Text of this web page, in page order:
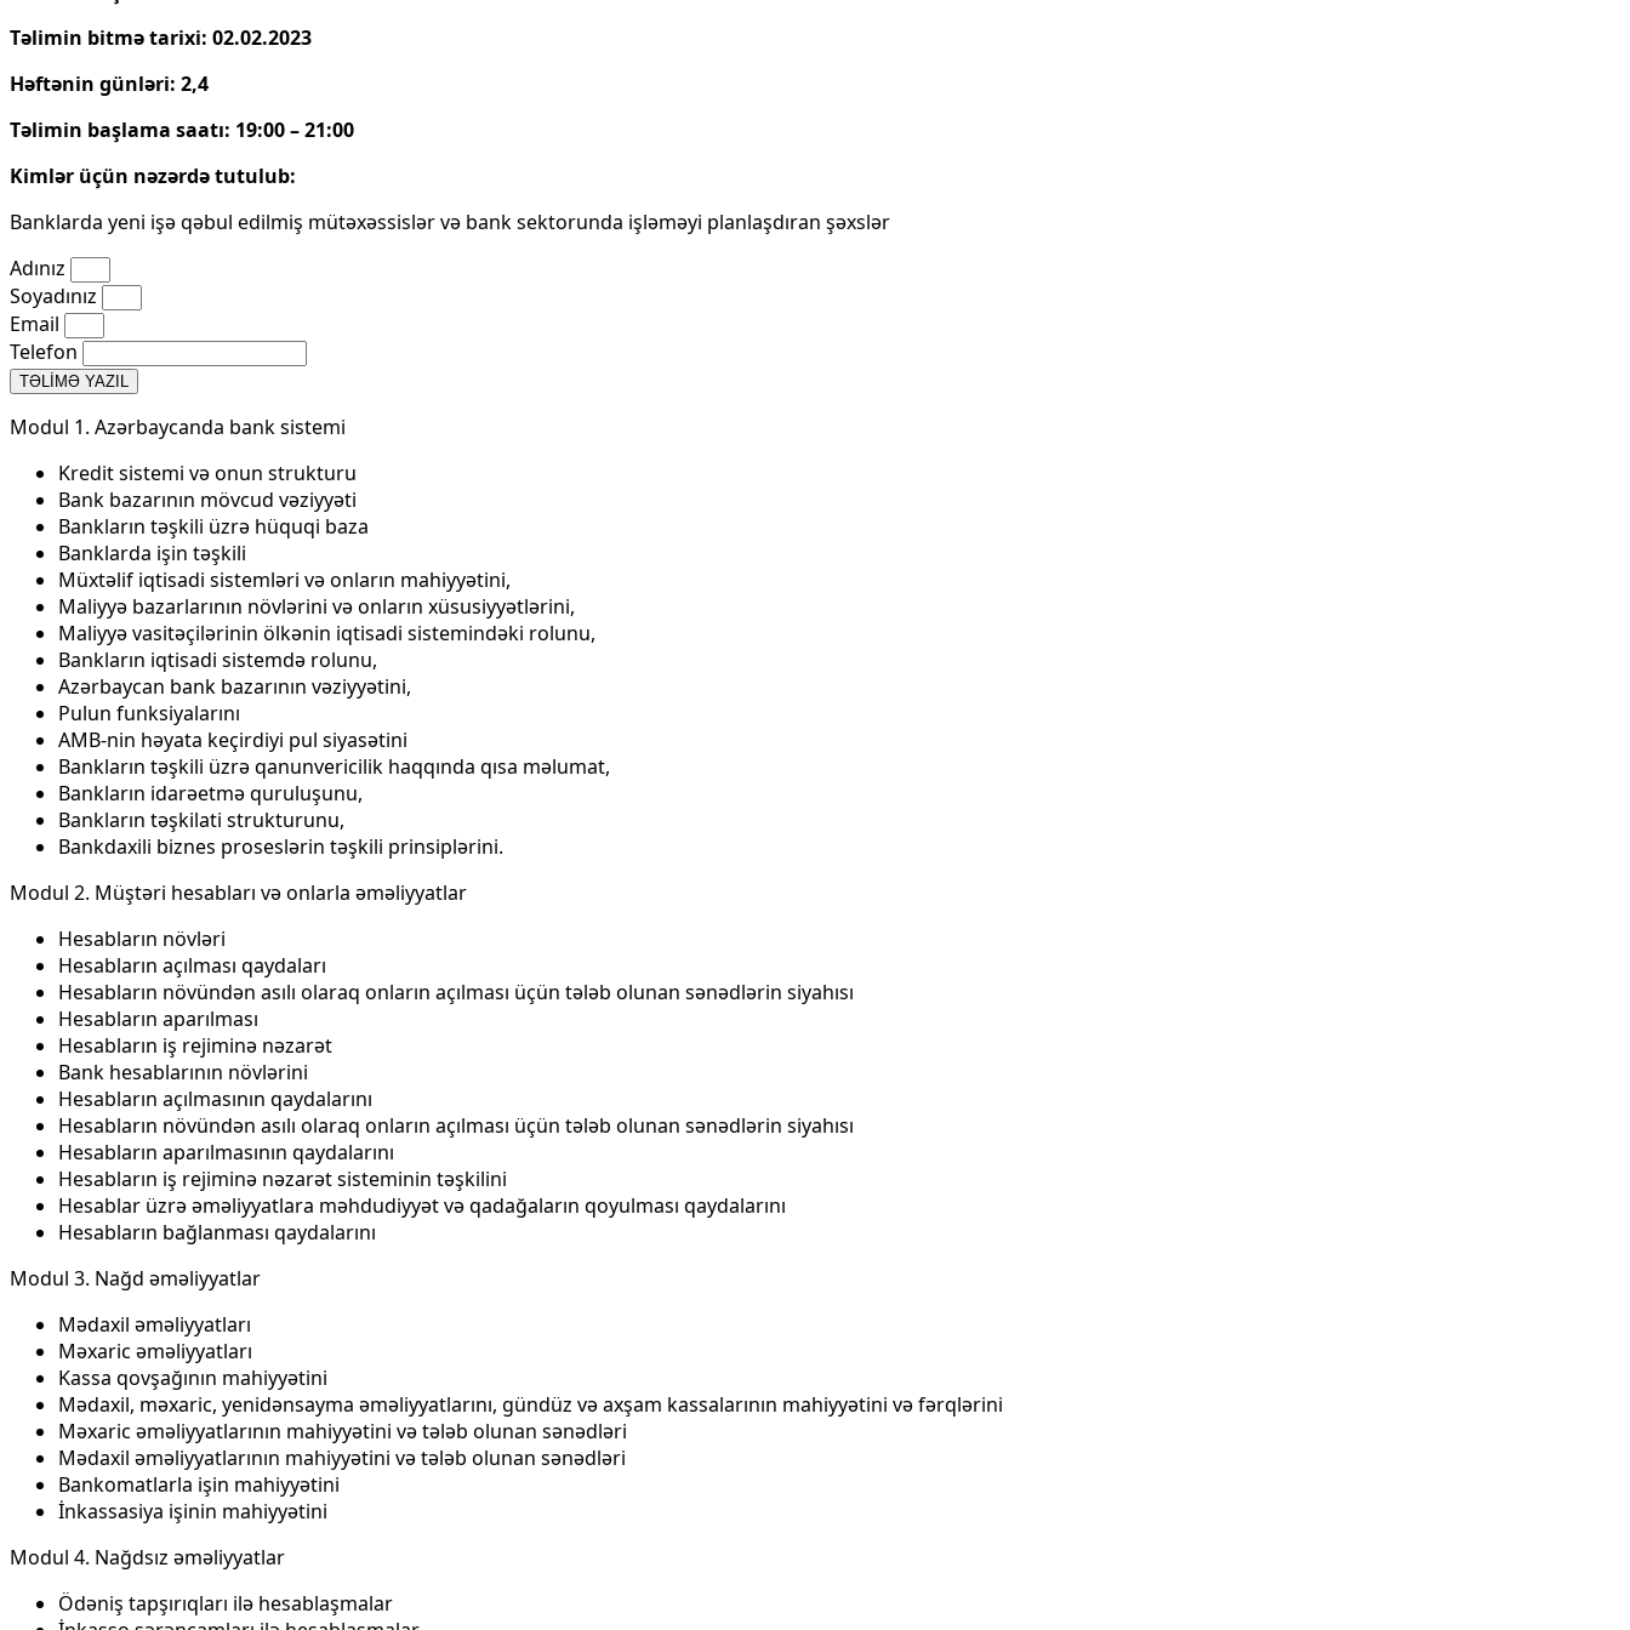
Təlimin bitmə tarixi: 02.02.2023
Həftənin günləri: 2,4
Təlimin başlama saatı: 19:00 – 21:00
Kimlər üçün nəzərdə tutulub:
Banklarda yeni işə qəbul edilmiş mütəxəssislər və bank sektorunda işləməyi planlaşdıran şəxslər
Adınız
Soyadınız
Email
Telefon
TƏLİMƏ YAZIL
Modul 1. Azərbaycanda bank sistemi
Kredit sistemi və onun strukturu
Bank bazarının mövcud vəziyyəti
Bankların təşkili üzrə hüquqi baza
Banklarda işin təşkili
Müxtəlif iqtisadi sistemləri və onların mahiyyətini,
Maliyyə bazarlarının növlərini və onların xüsusiyyətlərini,
Maliyyə vasitəçilərinin ölkənin iqtisadi sistemindəki rolunu,
Bankların iqtisadi sistemdə rolunu,
Azərbaycan bank bazarının vəziyyətini,
Pulun funksiyalarını
AMB-nin həyata keçirdiyi pul siyasətini
Bankların təşkili üzrə qanunvericilik haqqında qısa məlumat,
Bankların idarəetmə quruluşunu,
Bankların təşkilati strukturunu,
Bankdaxili biznes proseslərin təşkili prinsiplərini.
Modul 2. Müştəri hesabları və onlarla əməliyyatlar
Hesabların növləri
Hesabların açılması qaydaları
Hesabların növündən asılı olaraq onların açılması üçün tələb olunan sənədlərin siyahısı
Hesabların aparılması
Hesabların iş rejiminə nəzarət
Bank hesablarının növlərini
Hesabların açılmasının qaydalarını
Hesabların növündən asılı olaraq onların açılması üçün tələb olunan sənədlərin siyahısı
Hesabların aparılmasının qaydalarını
Hesabların iş rejiminə nəzarət sisteminin təşkilini
Hesablar üzrə əməliyyatlara məhdudiyyət və qadağaların qoyulması qaydalarını
Hesabların bağlanması qaydalarını
Modul 3. Nağd əməliyyatlar
Mədaxil əməliyyatları
Məxaric əməliyyatları
Kassa qovşağının mahiyyətini
Mədaxil, məxaric, yenidənsayma əməliyyatlarını, gündüz və axşam kassalarının mahiyyətini və fərqlərini
Məxaric əməliyyatlarının mahiyyətini və tələb olunan sənədləri
Mədaxil əməliyyatlarının mahiyyətini və tələb olunan sənədləri
Bankomatlarla işin mahiyyətini
İnkassasiya işinin mahiyyətini
Modul 4. Nağdsız əməliyyatlar
Ödəniş tapşırıqları ilə hesablaşmalar